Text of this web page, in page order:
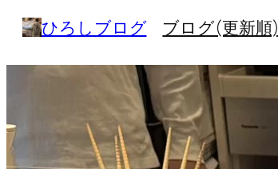
を
ッ
プ
ひろしブログ ブログ(更新順)